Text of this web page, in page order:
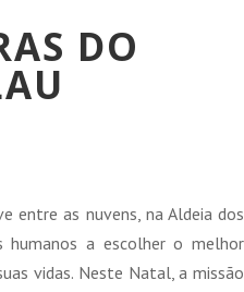
DO
€.
entre as nuvens, na Aldeia dos
humanos a escolher o melhor
vidas. Neste Natal, a missão